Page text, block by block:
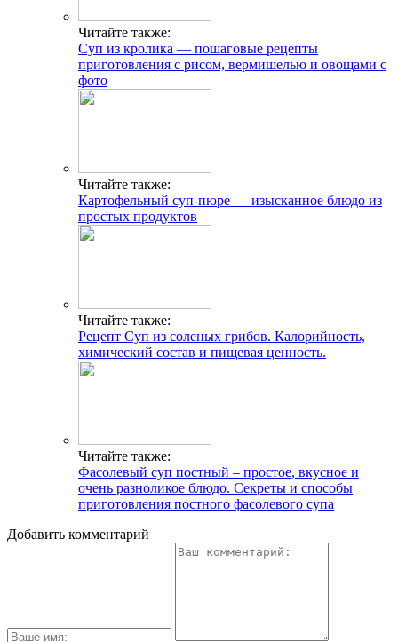
Читайте также:
Суп из кролика — пошаговые рецепты
приготовления с рисом, вермишелью и овощами с
фото
Читайте также:
Картофельный суп-пюре — изысканное блюдо из
простых продуктов
Читайте также:
Рецепт Суп из соленых грибов. Калорийность,
химический состав и пищевая ценность.
Читайте также:
Фасолевый суп постный – простое, вкусное и
очень разноликое блюдо. Секреты и способы
приготовления постного фасолевого супа
Добавить комментарий